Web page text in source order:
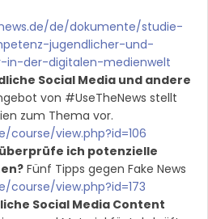
de/dokumente/studie-
jugendlicher-und-
in-der-digitalen-medienwelt
Social Media und andere
von #UseTheNews stellt
zum Thema vor.
course/view.php?id=106
ich potenzielle
Fünf Tipps gegen Fake News
course/view.php?id=173
Social Media Content